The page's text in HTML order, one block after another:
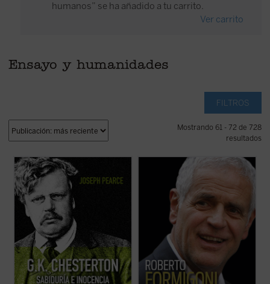
humanos” se ha añadido a tu carrito.
Ver carrito
Ensayo y humanidades
FILTROS
Mostrando 61 - 72 de 728
resultados
Edición 150 aniversario del nacimiento de
Chesterton.
«Pearce consigue que la vida de
Chesterton fluya con pulso de novela (...)
Leer
G.K. Chesterton. Sabiduría e inocencia
es altamente recomendable, salvo que uno
prefiera pasar ...(ver ficha)
Este libro relata sesenta años de historia
de Italia, vividos y vistos a través de los
ojos de un joven político extraordinario de
la región de Lombardía. No es solo la
historia de un individuo, sino también la
historia de un pueblo ...
(ver ficha)